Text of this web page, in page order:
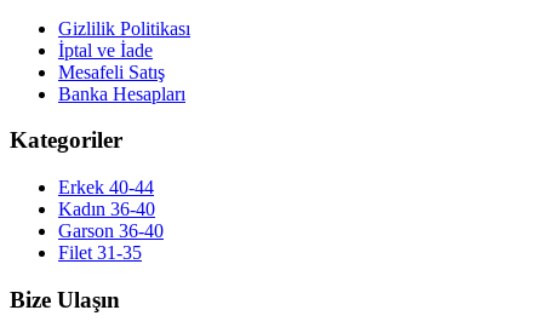
Gizlilik Politikası
İptal ve İade
Mesafeli Satış
Banka Hesapları
Kategoriler
Erkek 40-44
Kadın 36-40
Garson 36-40
Filet 31-35
Bize Ulaşın